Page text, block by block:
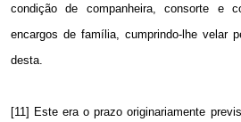
condição de companheira, consorte e
encargos de família, cumprindo-lhe velar
desta.
[11] Este era o prazo originariamente